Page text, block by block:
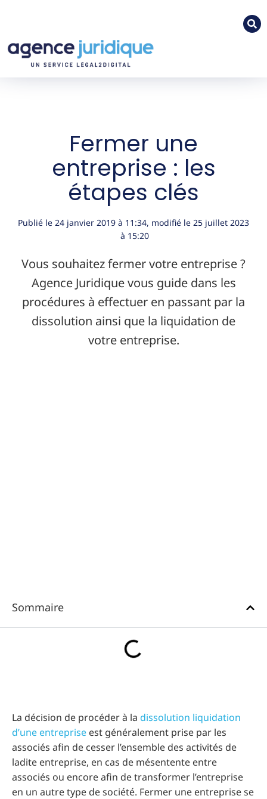
Fermer une
entreprise : les
étapes clés
Publié le 24 janvier 2019 à 11:34, modifié le 25 juillet 2023
à 15:20
Vous souhaitez fermer votre entreprise ?
Agence Juridique vous guide dans les
procédures à effectuer en passant par la
dissolution ainsi que la liquidation de
votre entreprise.
Sommaire
La décision de procéder à la dissolution liquidation
d’une entreprise est généralement prise par les
associés afin de cesser l’ensemble des activités de
ladite entreprise, en cas de mésentente entre
associés ou encore afin de transformer l’entreprise
en un autre type de société. Fermer une entreprise se